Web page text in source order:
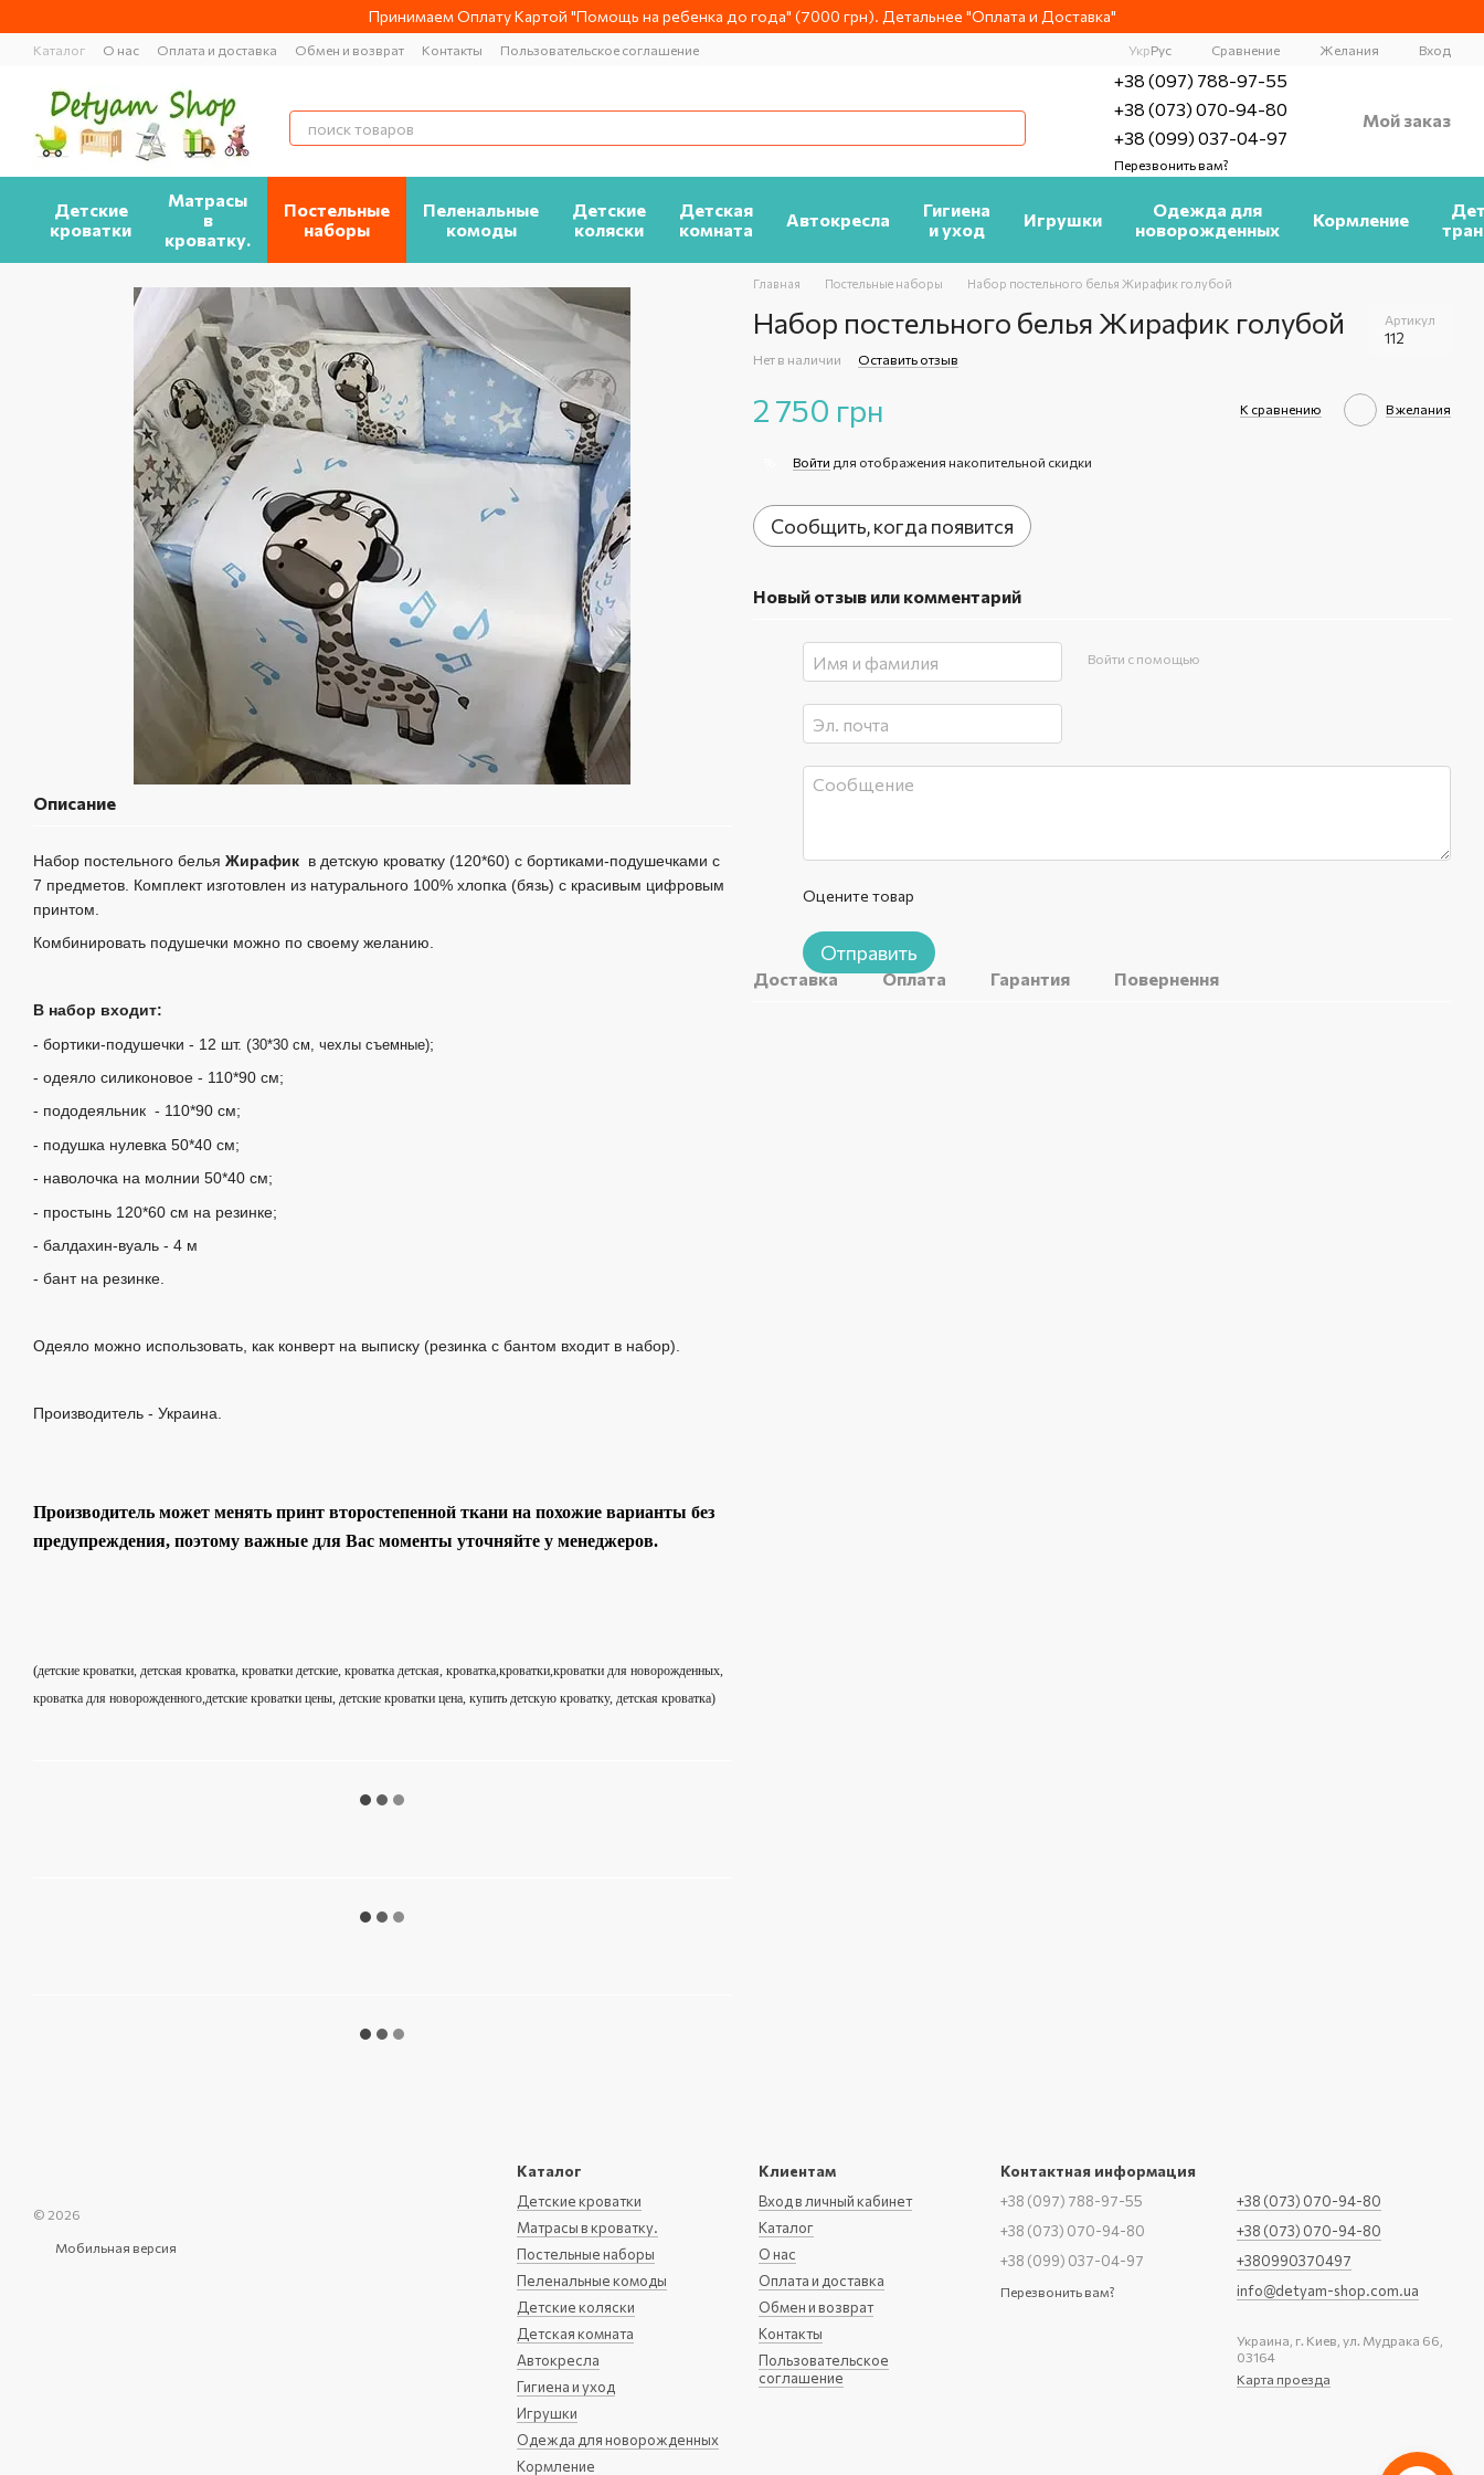
Принимаем Оплату Картой "Помощь на ребенка до года" (7000 грн). Детальнее "Оплата и Доставка"
Каталог О нас Оплата и доставка Обмен и возврат Контакты Пользовательское соглашение УкрРус Сравнение Желания Вход
+38 (097) 788-97-55
+38 (073) 070-94-80
+38 (099) 037-04-97
Перезвонить вам?
Мой заказ
Детские
кроватки
Матрасы
в
кроватку.
Постельные
наборы
Пеленальные
комоды
Детские
коляски
Детская
комната
Автокресла
Гигиена
и уход
Игрушки
Одежда для
новорожденных
Кормление
Описание
Набор постельного белья Жирафик в детскую кроватку (120*60) с бортиками-подушечками с
7 предметов. Комплект изготовлен из натурального 100% хлопка (бязь) с красивым цифровым
принтом.
Комбинировать подушечки можно по своему желанию.
В набор входит:
- бортики-подушечки - 12 шт. (30*30 см, чехлы съемные);
- одеяло силиконовое - 110*90 см;
- пододеяльник - 110*90 см;
- подушка нулевка 50*40 см;
- наволочка на молнии 50*40 см;
- простынь 120*60 см на резинке;
- балдахин-вуаль - 4 м
- бант на резинке.
Одеяло можно использовать, как конверт на выписку (резинка с бантом входит в набор).
Производитель - Украина.
Производитель может менять принт второстепенной ткани на похожие варианты без
предупреждения, поэтому важные для Вас моменты уточняйте у менеджеров.
(детские кроватки, детская кроватка, кроватки детские, кроватка детская, кроватка,кроватки,кроватки для новорожденных,
кроватка для новорожденного,детские кроватки цены, детские кроватки цена, купить детскую кроватку, детская кроватка)
Главная Постельные наборы Набор постельного белья Жирафик голубой
Набор постельного белья Жирафик голубой Артикул
112
Нет в наличии Оставить отзыв
2 750 грн К сравнению В желания
Войти для отображения накопительной скидки
Сообщить, когда появится
Новый отзыв или комментарий
Войти с помощью
Оцените товар
Отправить
Доставка Оплата Гарантия Повернення
© 2026
Мобильная версия
Каталог
Детские кроватки
Матрасы в кроватку.
Постельные наборы
Пеленальные комоды
Детские коляски
Детская комната
Автокресла
Гигиена и уход
Игрушки
Одежда для новорожденных
Кормление
Клиентам
Вход в личный кабинет
Каталог
О нас
Оплата и доставка
Обмен и возврат
Контакты
Пользовательское
соглашение
Контактная информация
+38 (097) 788-97-55
+38 (073) 070-94-80
+38 (099) 037-04-97
Перезвонить вам?
+38 (073) 070-94-80
+38 (073) 070-94-80
+380990370497
info@detyam-shop.com.ua
Украина, г. Киев, ул. Мудрака 66,
03164
Карта проезда